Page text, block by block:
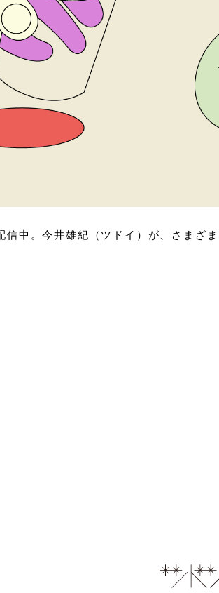
中。今井雄紀（ツドイ）が、さまざ